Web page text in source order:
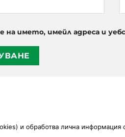
на името, имейл адреса и
РЕЗЕРВАЦИЯ СЪБИТИЯ
и обработва лична